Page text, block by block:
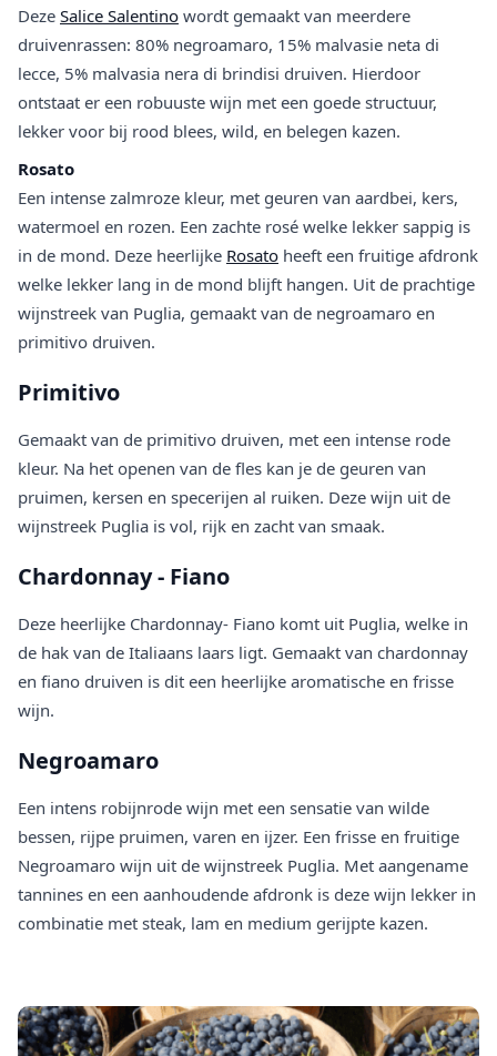
Deze Salice Salentino wordt gemaakt van meerdere
druivenrassen: 80% negroamaro, 15% malvasie neta di
lecce, 5% malvasia nera di brindisi druiven. Hierdoor
ontstaat er een robuuste wijn met een goede structuur,
lekker voor bij rood blees, wild, en belegen kazen.
Rosato
Een intense zalmroze kleur, met geuren van aardbei, kers,
watermoel en rozen. Een zachte rosé welke lekker sappig is
in de mond. Deze heerlijke Rosato heeft een fruitige afdronk
welke lekker lang in de mond blijft hangen. Uit de prachtige
wijnstreek van Puglia, gemaakt van de negroamaro en
primitivo druiven.
Primitivo
Gemaakt van de primitivo druiven, met een intense rode
kleur. Na het openen van de fles kan je de geuren van
pruimen, kersen en specerijen al ruiken. Deze wijn uit de
wijnstreek Puglia is vol, rijk en zacht van smaak.
Chardonnay - Fiano
Deze heerlijke Chardonnay- Fiano komt uit Puglia, welke in
de hak van de Italiaans laars ligt. Gemaakt van chardonnay
en fiano druiven is dit een heerlijke aromatische en frisse
wijn.
Negroamaro
Een intens robijnrode wijn met een sensatie van wilde
bessen, rijpe pruimen, varen en ijzer. Een frisse en fruitige
Negroamaro wijn uit de wijnstreek Puglia. Met aangename
tannines en een aanhoudende afdronk is deze wijn lekker in
combinatie met steak, lam en medium gerijpte kazen.